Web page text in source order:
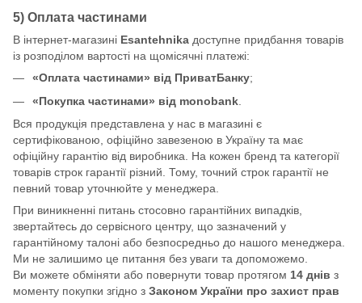
5) Оплата частинами
В інтернет-магазині Esantehnika доступне придбання товарів
із розподілом вартості на щомісячні платежі:
«Оплата частинами» від ПриватБанку;
«Покупка частинами» від monobank
Вся продукція представлена у нас в магазині є
сертифікованою, офіційно завезеною в Україну та має
офіційну гарантію від виробника. На кожен бренд та категорії
товарів строк гарантії різний. Тому, точний строк гарантії не
певний товар уточнюйте у менеджера.
При виникненні питань стосовно гарантійних випадків,
звертайтесь до сервісного центру, що зазначений у
гарантійному талоні або безпосредньо до нашого менеджера.
Ми не залишимо це питання без уваги та допоможемо.
Ви можете обміняти або повернути товар протягом 14 днів з
моменту покупки згідно з Законом України про захист прав